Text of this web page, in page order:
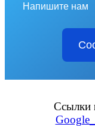
Напишите нам
Ссылки